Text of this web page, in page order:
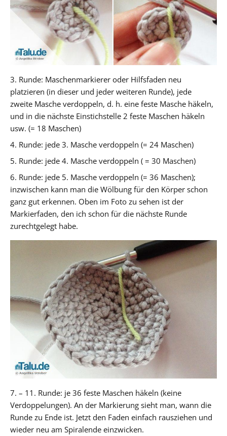
3. Runde: Maschenmarkierer oder Hilfsfaden neu
platzieren (in dieser und jeder weiteren Runde), jede
zweite Masche verdoppeln, d. h. eine feste Masche häkeln,
und in die nächste Einstichstelle 2 feste Maschen häkeln
usw. (= 18 Maschen)
4. Runde: jede 3. Masche verdoppeln (= 24 Maschen)
5. Runde: jede 4. Masche verdoppeln ( = 30 Maschen)
6. Runde: jede 5. Masche verdoppeln (= 36 Maschen);
inzwischen kann man die Wölbung für den Körper schon
ganz gut erkennen. Oben im Foto zu sehen ist der
Markierfaden, den ich schon für die nächste Runde
zurechtgelegt habe.
7. – 11. Runde: je 36 feste Maschen häkeln (keine
Verdoppelungen). An der Markierung sieht man, wann die
Runde zu Ende ist. Jetzt den Faden einfach rausziehen und
wieder neu am Spiralende einzwicken.